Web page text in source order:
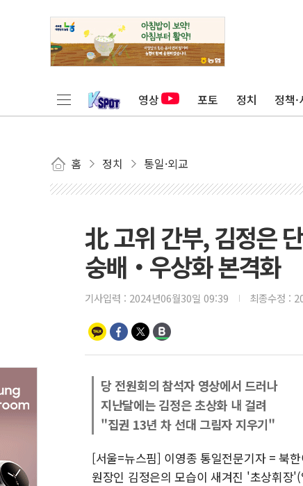
영상 포토 정치 정책·
홈 정치 통일·외교
北 고위 간부, 김정은
숭배‧우상화 본격화
기사입력 : 2024년06월30일 09:39 최종수정 :
당 전원회의 참석자 영상에서 드러나
지난달에는 김정은 초상화 내 걸려
"집권 13년 차 선대 그림자 지우기"
[서울=뉴스핌] 이영종 통일전문기자 = 북
원장인 김정은의 모습이 새겨진 '초상휘장